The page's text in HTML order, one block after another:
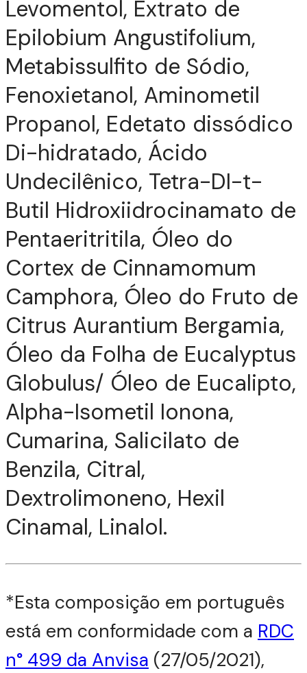
Levomentol, Extrato de
Epilobium Angustifolium,
Metabissulfito de Sódio,
Fenoxietanol, Aminometil
Propanol, Edetato dissódico
Di-hidratado, Ácido
Undecilênico, Tetra-DI-t-
Butil Hidroxiidrocinamato de
Pentaeritritila, Óleo do
Cortex de Cinnamomum
Camphora, Óleo do Fruto de
Citrus Aurantium Bergamia,
Óleo da Folha de Eucalyptus
Globulus/ Óleo de Eucalipto,
Alpha-Isometil Ionona,
Cumarina, Salicilato de
Benzila, Citral,
Dextrolimoneno, Hexil
Cinamal, Linalol.
*Esta composição em português
está em conformidade com a RDC
n° 499 da Anvisa (27/05/2021),